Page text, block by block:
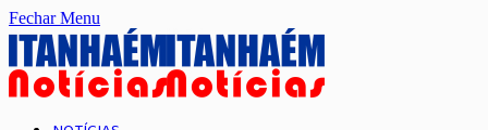
Fechar Menu